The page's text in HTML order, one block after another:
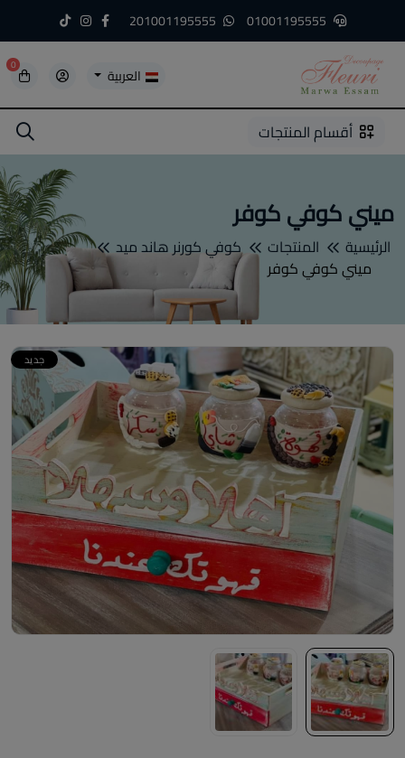
العربية 0
1
2
3
4
5
5 أقسام المنتجات
ميني كوفي كوفر
الرئيسية المنتجات
كوفي كورنر هاند ميد
ميني كوفي كوفر
جديد